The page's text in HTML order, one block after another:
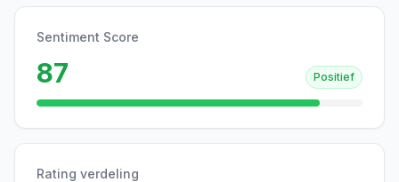
Sentiment Score
87 Positief
Rating verdeling